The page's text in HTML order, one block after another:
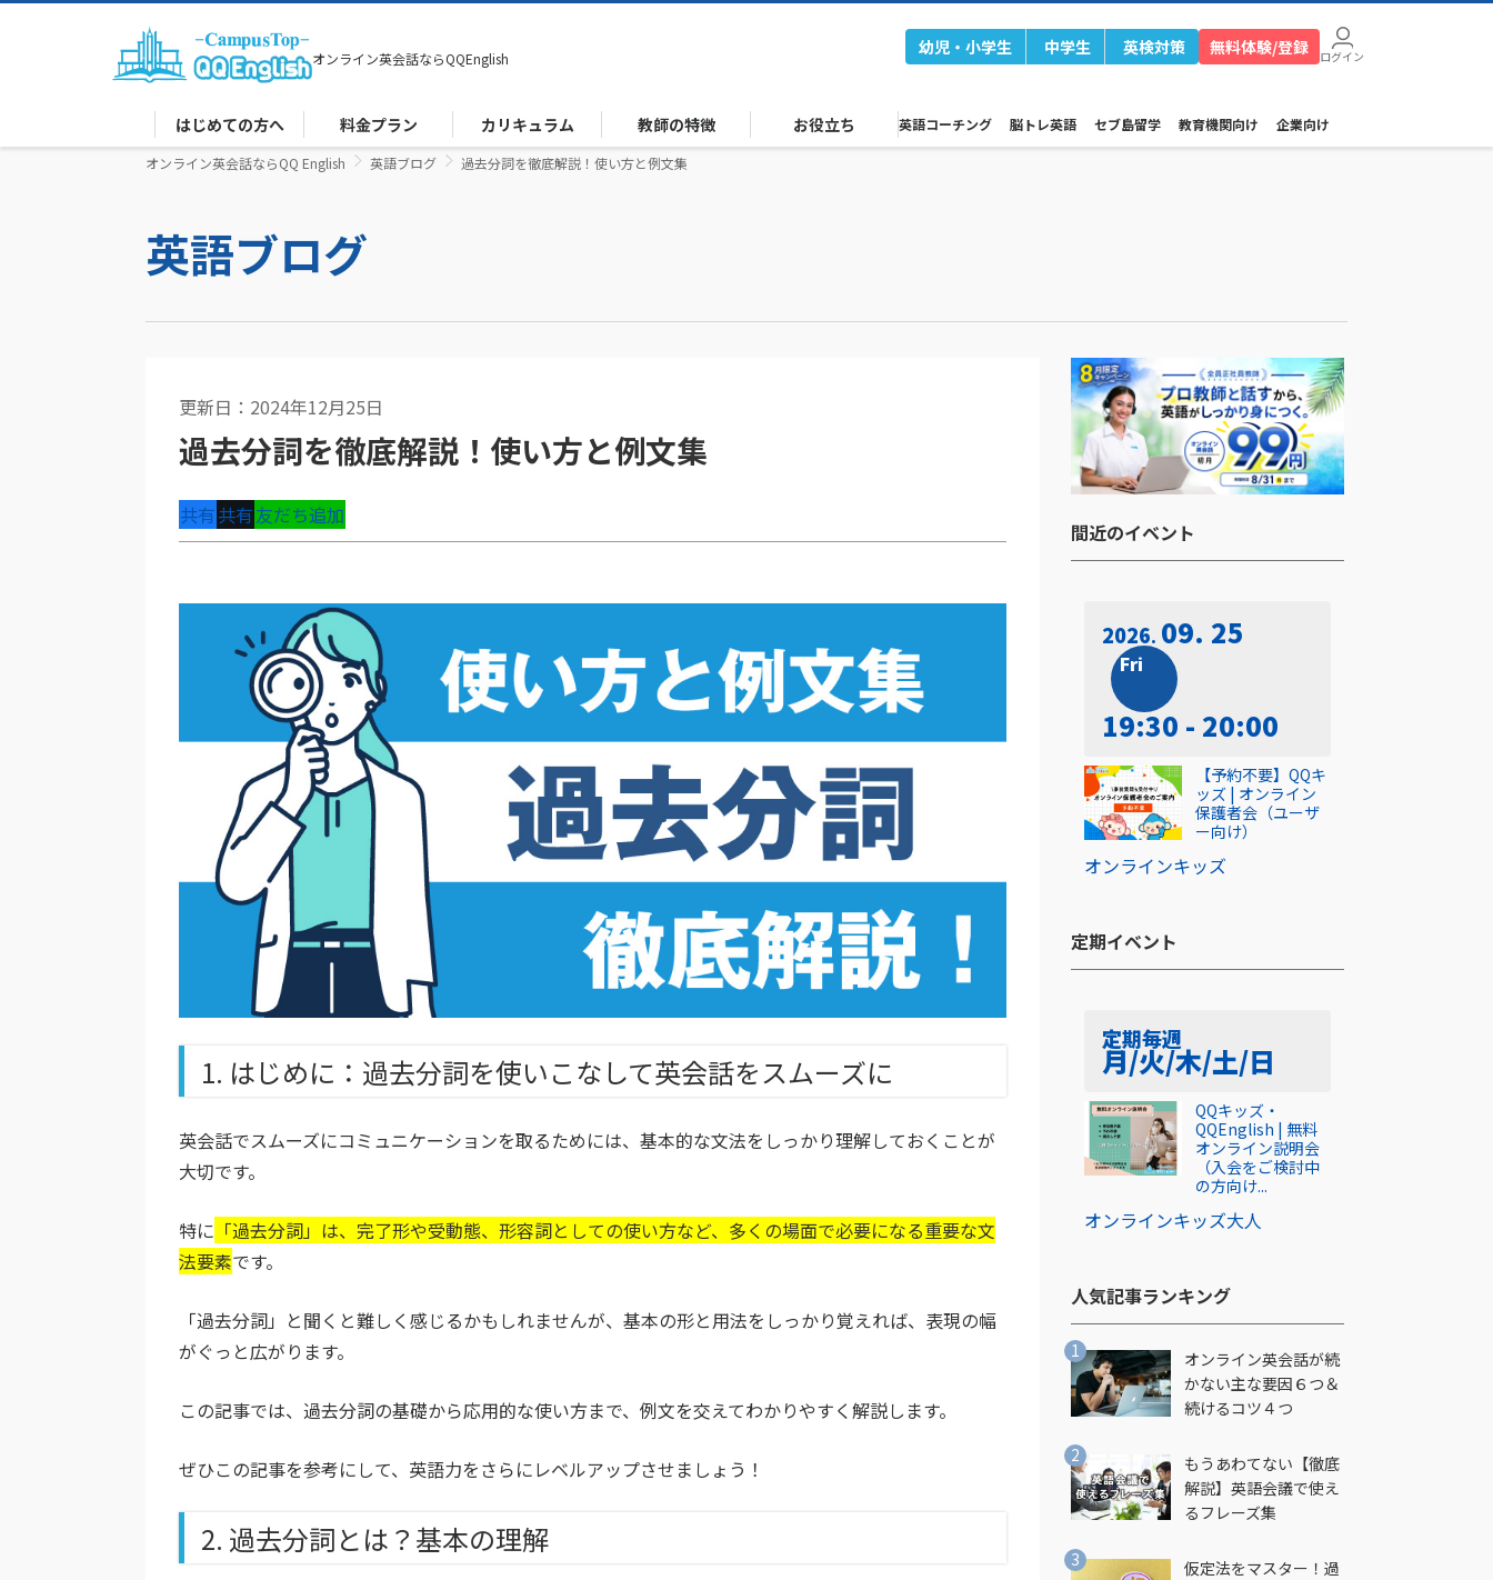
オンライン英会話ならQQEnglish
幼児・小学生 中学生 英検対策 無料体験/登録 ログイン
はじめての方へ 料金プラン カリキュラム 教師の特徴 お役立ち 英語コーチング 脳トレ英語 セブ島留学 教育機関向け 企業向け
オンライン英会話ならQQ English 英語ブログ 過去分詞を徹底解説！使い方と例文集
英語ブログ
更新日：2024年12月25日
過去分詞を徹底解説！使い方と例文集
共有共有友だち追加
1. はじめに：過去分詞を使いこなして英会話をスムーズに
英会話でスムーズにコミュニケーションを取るためには、基本的な文法をしっかり理解しておくことが
大切です。
特に 「過去分詞」は、完了形や受動態、形容詞としての使い方など、多くの場面で必要になる重要な文
法要素です。
「過去分詞」と聞くと難しく感じるかもしれませんが、基本の形と用法をしっかり覚えれば、表現の幅
がぐっと広がります。
この記事では、過去分詞の基礎から応用的な使い方まで、例文を交えてわかりやすく解説します。
ぜひこの記事を参考にして、英語力をさらにレベルアップさせましょう！
2. 過去分詞とは？基本の理解
間近のイベント​
2026 09. 25
Fri
19:30 - 20:00
オンラインキッズ
【予約不要】QQキ
ッズ | オンライン
保護者会（ユーザ
ー向け）
定期イベント​
定期毎週
月/火/木/土/日
オンラインキッズ大人
QQキッズ・
QQEnglish | 無料
オンライン説明会
（入会をご検討中
の方向け...
人気記事ランキング​
オンライン英会話が続
かない主な要因６つ＆
続けるコツ４つ
もうあわてない【徹底
解説】英語会議で使え
るフレーズ集
仮定法をマスター！過